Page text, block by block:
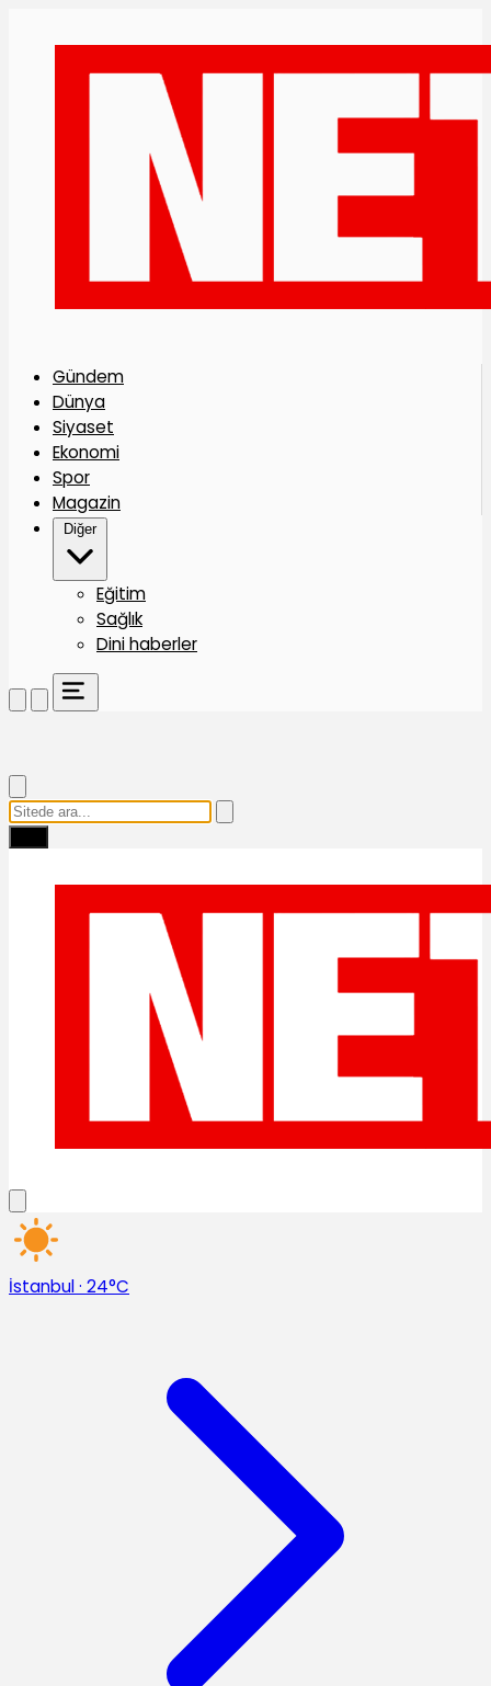
Gündem
Dünya
Siyaset
Ekonomi
Spor
Magazin
Diğer
Eğitim
Sağlık
Dini haberler
İstanbul· 24°C